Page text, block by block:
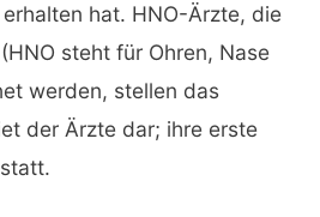
hat. HNO-Ärzte, die
steht für Ohren, Nase
werden, stellen das
der Ärzte dar; ihre erste